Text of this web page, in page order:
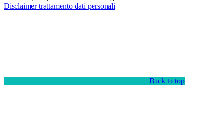
Disclaimer trattamento dati personali
Back to top